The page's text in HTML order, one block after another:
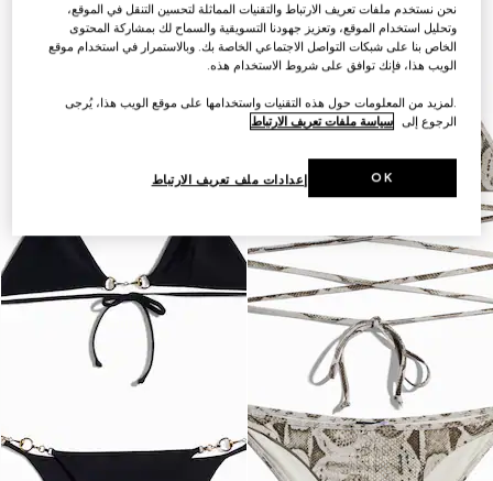
نحن نستخدم ملفات تعريف الارتباط والتقنيات المماثلة لتحسين التنقل في الموقع،
وتحليل استخدام الموقع، وتعزيز جهودنا التسويقية والسماح لك بمشاركة المحتوى
الخاص بنا على شبكات التواصل الاجتماعي الخاصة بك. وبالاستمرار في استخدام موقع
الويب هذا، فإنك توافق على شروط الاستخدام هذه.
.لمزيد من المعلومات حول هذه التقنيات واستخدامها على موقع الويب هذا، يُرجى
الرجوع إلى سياسة ملفات تعريف الارتباط
إعدادات ملف تعريف الارتباط OK